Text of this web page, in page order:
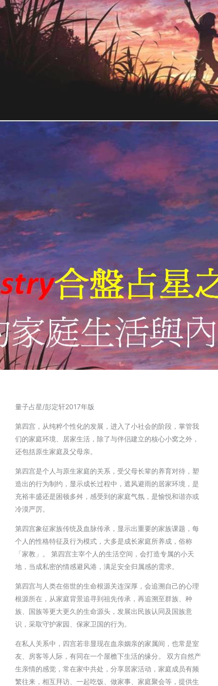
量子占星/彭定轩2017年版
第四宫，从纯粹个性化的发展，进入了小社会的阶段，掌管我
们的家庭环境、居家生活，除了与伴侣建立的核心小窝之外，
还包括原生家庭及父母亲。
第四宫是个人与原生家庭的关系，受父母长辈的养育对待，塑
造出的行为制约，显示成长过程中，遮风避雨的居家环境，是
充裕丰盛还是困顿多舛，感受到的家庭气氛，是愉悦和谐亦或
冷漠严厉。
第四宫象征家族传统及血脉传承，显示出重要的家族课题，每
个人的性格特征及行为模式，大多是成长家庭所养成，俗称
「家教」。 第四宫主宰个人的生活空间，会打造专属的小天
地，当成私密的情感避风港，满足安全归属感的需求。
第四宫与人类在俗世的生命根源关连深厚，会追溯自己的心理
根源所在，从家庭背景追寻到祖先传承，再追溯至群族、种
族、国族等更大更久的生命源头，发展出民族认同及国族意
识，采取守护家园、保家卫国的行为。
在私人关系中，四宫若非显现在血亲姻亲的家属间，也常是室
友、房客等人际，有同在一个屋檐下生活的缘分。 双方自然产
生亲情的感觉，常在家中共处，分享居家活动，家庭成员有频
繁往来，相互拜访、一起吃饭、做家事、家庭聚会等，提供生